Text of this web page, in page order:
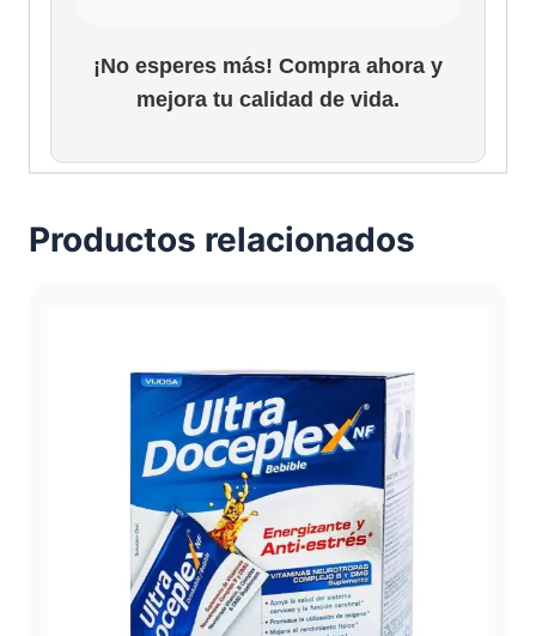
¡No esperes más! Compra ahora y
mejora tu calidad de vida.
Productos relacionados